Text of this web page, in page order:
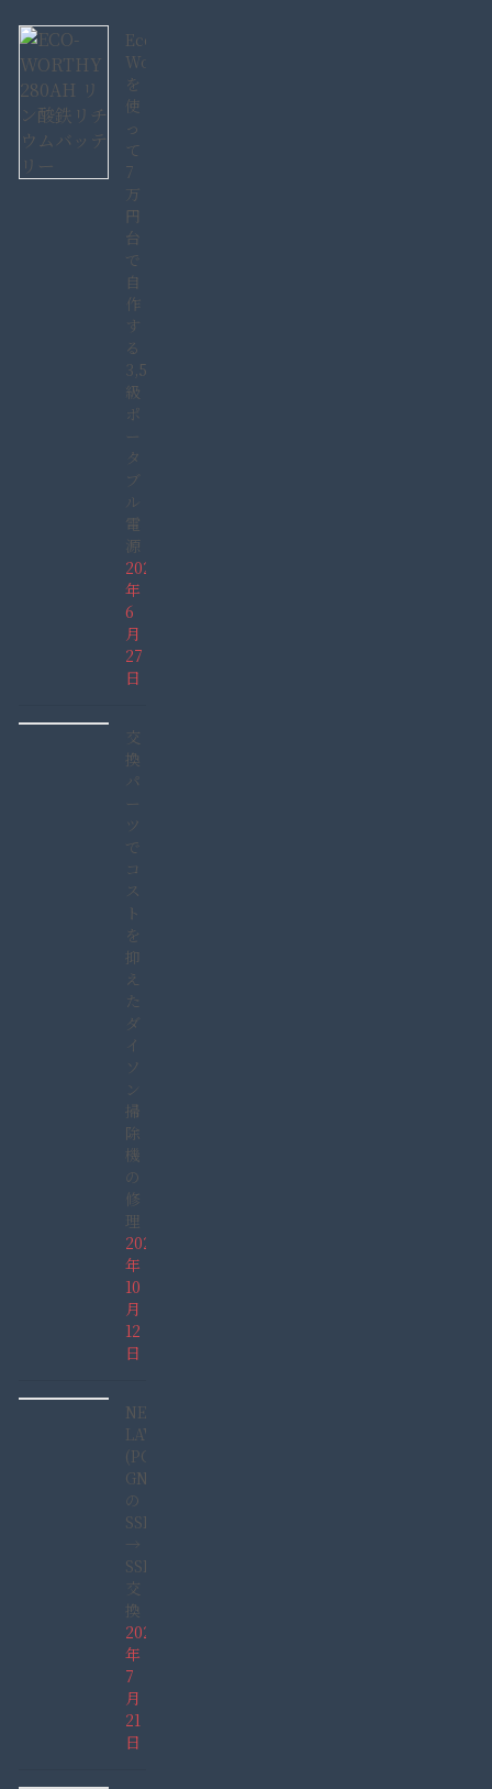
Eco-
Worthy280AH
を
使
っ
て
7
万
円
台
で
自
作
す
る
3,584Wh
級
ポ
ー
タ
ブ
ル
電
源
2026
年
6
月
27
日
交
換
パ
ー
ツ
で
コ
ス
ト
を
抑
え
た
ダ
イ
ソ
ン
掃
除
機
の
修
理
2025
年
10
月
12
日
NEC
LAVIE
(PC-
GN165GDAD)
の
SSHD
→
SSD
交
換
2022
年
7
月
21
日